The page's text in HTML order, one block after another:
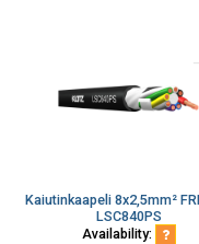
LSC840PS
Availability: